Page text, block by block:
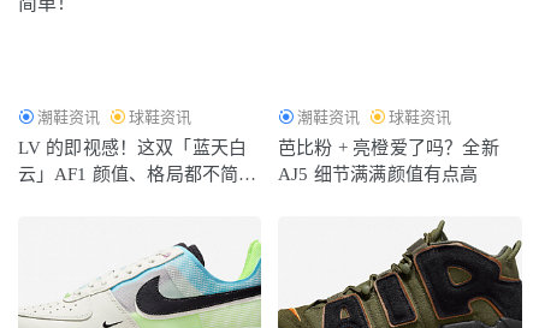
潮鞋资讯 球鞋资讯
LV 的即视感！这双「蓝天白
云」AF1 颜值、格局都不简
潮鞋资讯 球鞋资讯
芭比粉 + 亮橙爱了吗？全新
AJ5 细节满满颜值有点高